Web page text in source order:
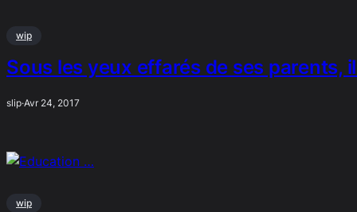
wip
Sous les yeux effarés de ses
slip·Avr 24, 2017
wip